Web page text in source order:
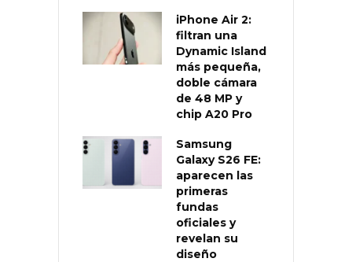
iPhone Air 2:
filtran una
Dynamic Island
más pequeña,
doble cámara
de 48 MP y
chip A20 Pro
Samsung
Galaxy S26 FE:
aparecen las
primeras
fundas
oficiales y
revelan su
diseño